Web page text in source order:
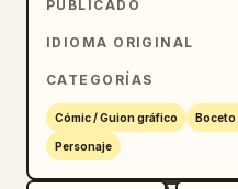
PUBLICADO
IDIOMA ORIGINAL
CATEGORÍAS
Cómic / Guion gráfico Boceto
Personaje